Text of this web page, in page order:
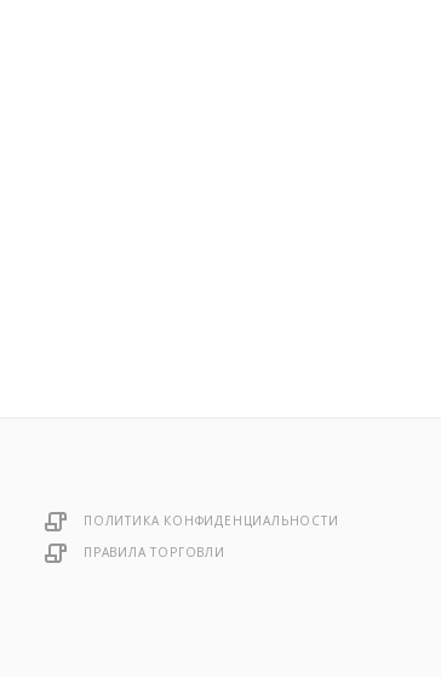
ПОЛИТИКА КОНФИДЕНЦИАЛЬНОСТИ
ПРАВИЛА ТОРГОВЛИ